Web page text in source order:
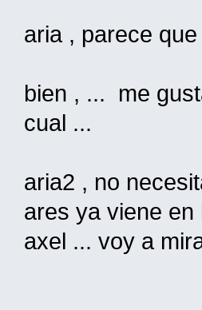
aria , parece
bien , ... me
cual ...
aria2 , no
ares ya viene en
axel ... voy a